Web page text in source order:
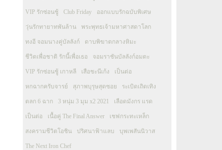
VIP รักซ่อนชู้ Club Friday ออกแบบรักฉบับพิเศษ
วุ่นรักทายาทพันล้าน พระพุทธเจ้ามหาศาสดาโลก
ทงอี จอมนางคู่บัลลังก์ ดาบพิฆาตกลางหิมะ
ชีวิตเพื่อชาติ รักนี้เพื่อเธอ จอมราชันบัลลังก์อมตะ
VIP รักซ่อนชู้ เกาหลี เสือชะนีเก้ง เป็นต่อ
หกฉากครับจารย์ สุภาพบุรุษสุดซอย ระเบิดเถิดเทิง
ตลก 6 ฉาก 3 หนุ่ม 3 มุม x2 2021 เลือดมังกร แรด
เป็นต่อ เนื้อคู่ The Final Answer เชฟกระทะเหล็ก
สงครามชีวิตโอชิน ปริศนาฟ้าแลบ บุพเพสันนิวาส
The Next Iron Chef